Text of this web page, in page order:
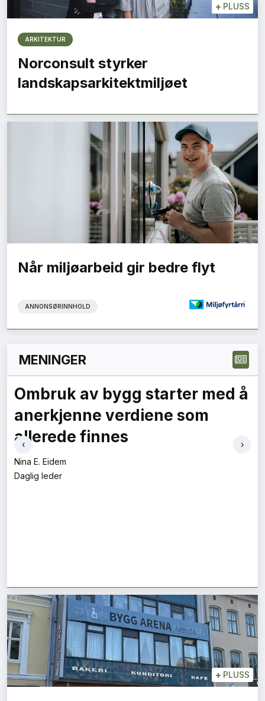
+ PLUSS
ARKITEKTUR
Norconsult styrker
landskapsarkitektmiljøet
Når miljøarbeid gir bedre flyt
ANNONSØRINNHOLD
MENINGER
Ombruk av bygg starter med å
anerkjenne verdiene som
allerede finnes
Nina E. Eidem
Daglig leder
‹ ›
+ PLUSS